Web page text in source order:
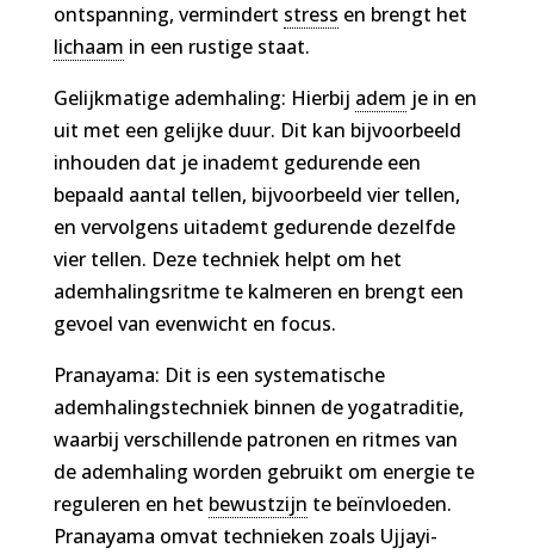
ontspanning, vermindert stress en brengt het
lichaam in een rustige staat.
Gelijkmatige ademhaling: Hierbij adem je in en
uit met een gelijke duur. Dit kan bijvoorbeeld
inhouden dat je inademt gedurende een
bepaald aantal tellen, bijvoorbeeld vier tellen,
en vervolgens uitademt gedurende dezelfde
vier tellen. Deze techniek helpt om het
ademhalingsritme te kalmeren en brengt een
gevoel van evenwicht en focus.
Pranayama: Dit is een systematische
ademhalingstechniek binnen de yogatraditie,
waarbij verschillende patronen en ritmes van
de ademhaling worden gebruikt om energie te
reguleren en het bewustzijn te beïnvloeden.
Pranayama omvat technieken zoals Ujjayi-